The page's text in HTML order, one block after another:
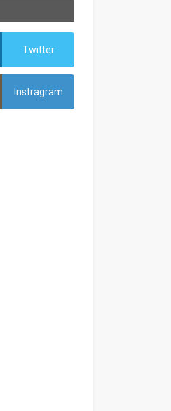
Twitter
Instragram